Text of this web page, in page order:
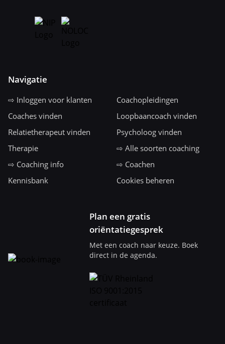
Navigatie
⇨ Inloggen voor klanten
Coachopleidingen
Coaches vinden
Loopbaancoach vinden
Relatietherapeut vinden
Psycholoog vinden
Therapie
⇨ Alle soorten coaching
⇨ Coaching info
⇨ Coachen
Kennisbank
Cookies beheren
Plan een gratis
oriëntatiegesprek
Met een coach naar keuze. Boek
direct in de agenda.